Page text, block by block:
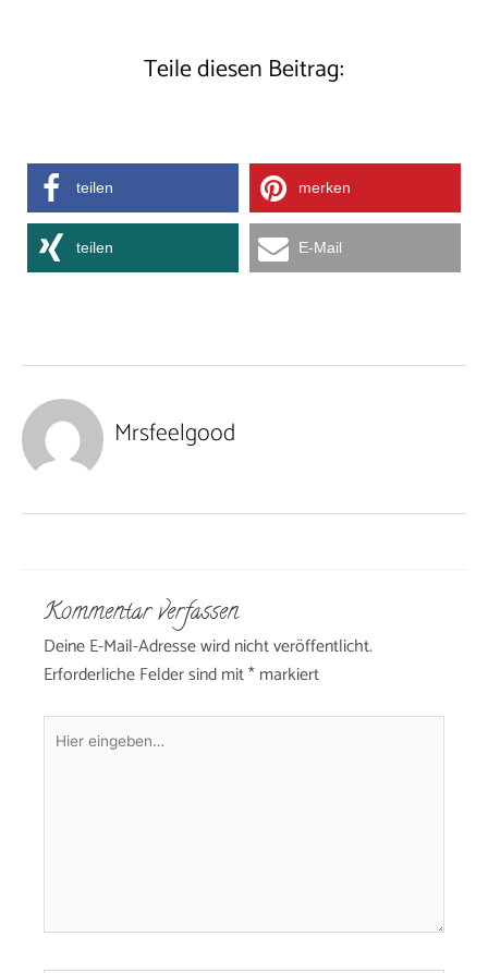
Teile diesen Beitrag:
teilen merken
teilen E-Mail
Mrsfeelgood
Kommentar verfassen
Deine E-Mail-Adresse wird nicht veröffentlicht.
Erforderliche Felder sind mit*markiert
Hier
eingeben…